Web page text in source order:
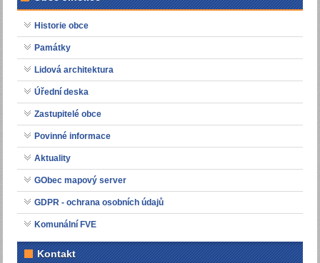
Historie obce
Památky
Lidová architektura
Úřední deska
Zastupitelé obce
Povinné informace
Aktuality
GObec mapový server
GDPR - ochrana osobních údajů
Komunální FVE
Kontakt